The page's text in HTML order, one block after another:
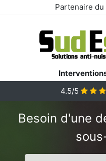
Partenaire du
4.5/5
Besoin d'une